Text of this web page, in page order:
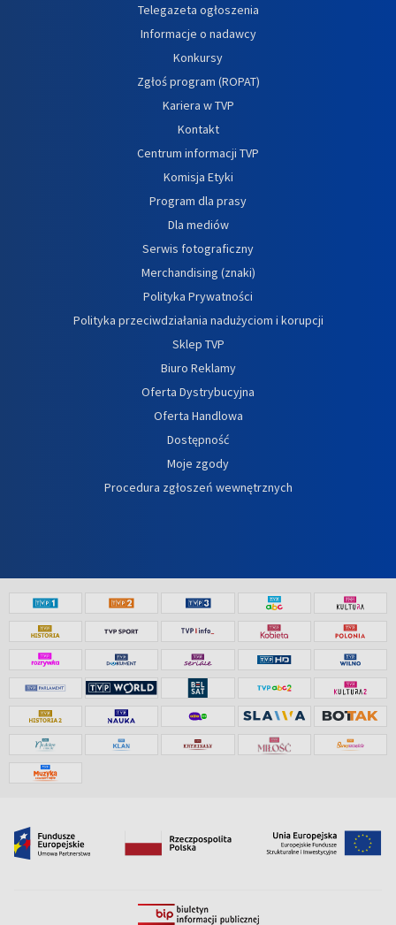
Telegazeta ogłoszenia
Informacje o nadawcy
Konkursy
Zgłoś program (ROPAT)
Kariera w TVP
Kontakt
Centrum informacji TVP
Komisja Etyki
Program dla prasy
Dla mediów
Serwis fotograficzny
Merchandising (znaki)
Polityka Prywatności
Polityka przeciwdziałania nadużyciom i korupcji
Sklep TVP
Biuro Reklamy
Oferta Dystrybucyjna
Oferta Handlowa
Dostępność
Moje zgody
Procedura zgłoszeń wewnętrznych